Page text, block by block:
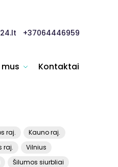
+37064446959
Kontaktai
raj.
Kauno raj.
raj.
Vilnius
Šilumos siurbliai